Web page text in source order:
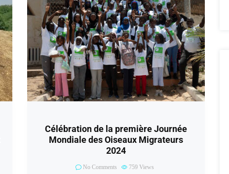
Célébration de la première Journée
Mondiale des Oiseaux Migrateurs
2024
No Comments 759 Views